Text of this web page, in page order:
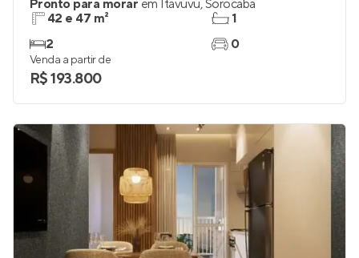
Pronto para morar em Itavuvu,Sorocaba
42 e 47 m²
2
1
0
Venda a partir de
R$ 193.800